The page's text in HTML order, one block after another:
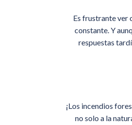
Es frustrante ver
constante. Y
respuestas
¡Los incendios
no solo a la